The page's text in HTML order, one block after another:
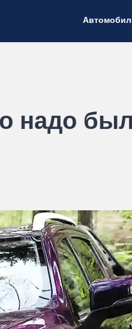
надо